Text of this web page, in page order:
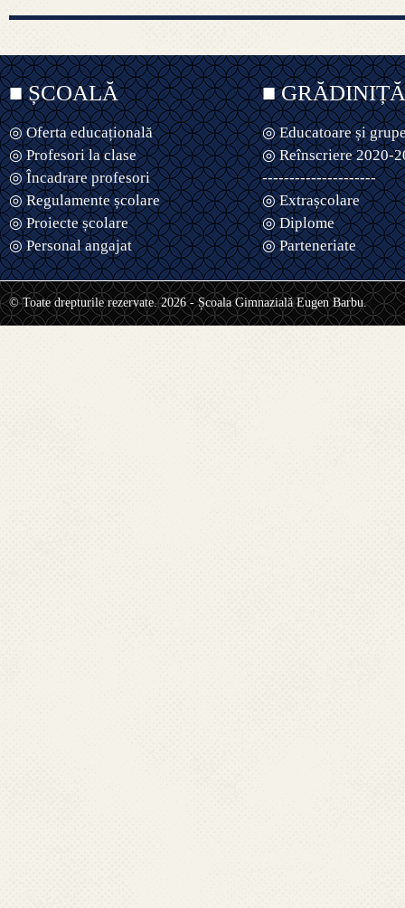
■ ȘCOALĂ
◎ Oferta educațională
◎ Profesori la clase
◎ Încadrare profesori
◎ Regulamente școlare
◎ Proiecte școlare
◎ Personal angajat
■ GRĂDINIȚĂ
◎ Educatoare și
◎ Reînscriere 2020-
---------------------
◎ Extrașcolare
◎ Diplome
◎ Parteneriate
© Toate drepturile rezervate. 2026 - Școala Gimnazială Eugen Barbu.